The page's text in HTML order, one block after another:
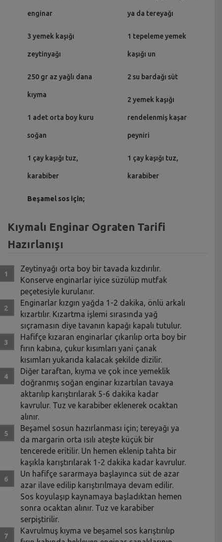
enginar
3 yemek kaşığı
zeytinyağı
250 gr az yağlı dana
kıyma
1 adet orta boy kuru
soğan
1 çay kaşığı tuz,
karabiber
Beşamel sos için;
ya da tereyağı
1 tepeleme yemek
kaşığı un
2 su bardağı süt
2 yemek kaşığı
rendelenmiş kaşar
peyniri
1 çay kaşığı tuz,
karabiber
Kıymalı Enginar Ograten Tarifi
Hazırlanışı
Zeytinyağı orta boy bir tavada kızdırılır.
Konserve enginarlar iyice süzülüp mutfak
peçetesiyle kurulanır.
Enginarlar kızgın yağda 1-2 dakika, önlü arkalı
kızartılır. Kızartma işlemi sırasında yağ
sıçramasın diye tavanın kapağı kapalı tutulur.
Hafifçe kızaran enginarlar çıkarılıp orta boy bir
fırın kabına, çukur kısımları yani çanak
kısımları yukarıda kalacak şekilde dizilir.
Diğer taraftan, kıyma ve çok ince yemeklik
doğranmış soğan enginar kızartılan tavaya
aktarılıp karıştırılarak 5-6 dakika kadar
kavrulur. Tuz ve karabiber eklenerek ocaktan
alınır.
Beşamel sosun hazırlanması için; tereyağı ya
da margarin orta ısılı ateşte küçük bir
tencerede eritilir. Un hemen eklenip tahta bir
kaşıkla karıştırılarak 1-2 dakika kadar kavrulur.
Un hafifçe sararmaya başlayınca süt de azar
azar ilave edilip karıştırılmaya devam edilir.
Sos koyulaşıp kaynamaya başladıktan hemen
sonra ocaktan alınır. Tuz ve karabiber
serpiştirilir.
Kavrulmuş kıyma ve beşamel sos karıştırılıp